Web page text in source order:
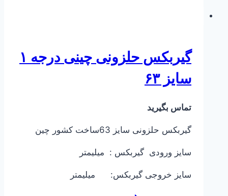
گیربکس حلزونی چینی درجه ۱
سایز ۶۳
تماس بگیرید
گیربکس حلزونی سایز 63ساخت کشور چین
سایز ورودی گیربکس : میلیمتر
سایز خروجی گیربکس: میلیمتر